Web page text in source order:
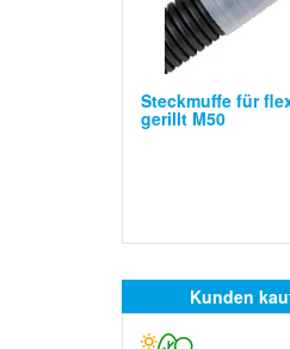
Steckmuffe für
gerillt M50
Kunden